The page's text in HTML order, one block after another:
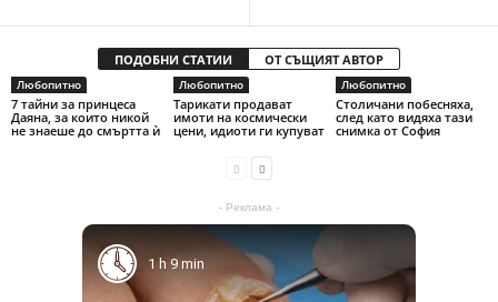
ПОДОБНИ СТАТИИ ОТ СЪЩИЯТ АВТОР
Любопитно
7 тайни за принцеса
Даяна, за които никой
не знаеше до смъртта ѝ
Любопитно
Тарикати продават
имоти на космически
цени, идиоти ги купуват
Любопитно
Столичани побесняха,
след като видяха тази
снимка от София
- Реклама -
1 h 9 min